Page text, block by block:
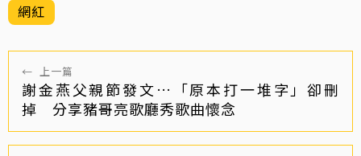
網紅
← 上一篇
謝金燕父親節發文…「原本打一堆字」卻刪
掉 分享豬哥亮歌廳秀歌曲懷念